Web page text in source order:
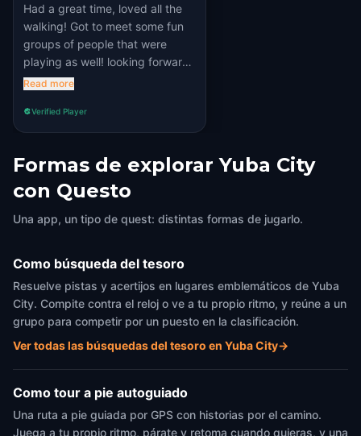
Had a great time, loved all the
walking! Got to meet some fun
groups of people that were
playing as well! looking forward
to the next one that comes to
Read more
Verified Player
Formas de explorar Yuba City
con Questo
Una app, un tipo de quest: distintas formas de jugarlo.
Como búsqueda del tesoro
Resuelve pistas y acertijos en lugares emblemáticos de Yuba
City. Compite contra el reloj o ve a tu propio ritmo, y reúne a un
grupo para competir por un puesto en la clasificación.
Ver todas las búsquedas del tesoro en Yuba City→
Como tour a pie autoguiado
Una ruta a pie guiada por GPS con historias por el camino.
Juega a tu propio ritmo, párate y retoma cuando quieras, y una